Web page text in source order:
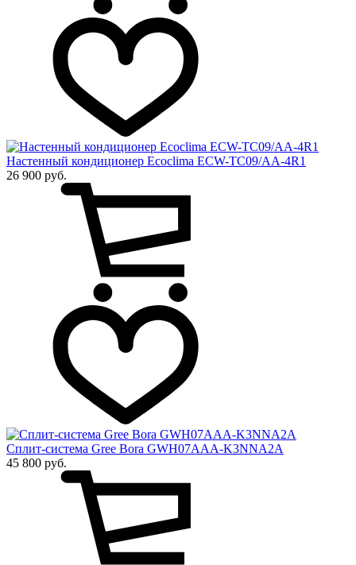
Настенный кондиционер Ecoclima ECW-TC09/AA-4R1
26 900 руб.
Сплит-система Gree Bora GWH07AAA-K3NNA2A
45 800 руб.